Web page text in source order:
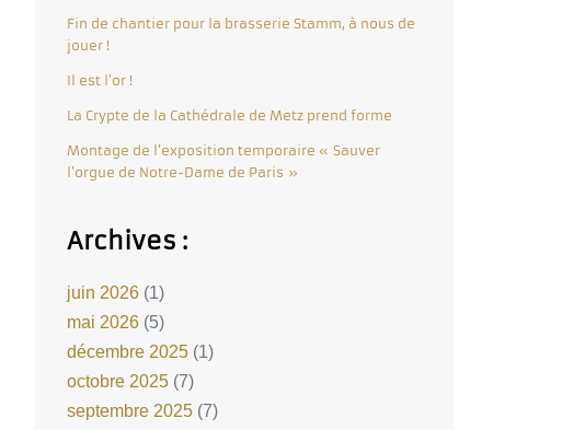
Fin de chantier pour la brasserie Stamm, à nous de
jouer !
Il est l’or !
La Crypte de la Cathédrale de Metz prend forme
Montage de l’exposition temporaire « Sauver
l’orgue de Notre-Dame de Paris »
Archives :
juin 2026(1)
mai 2026(5)
décembre 2025(1)
octobre 2025(7)
septembre 2025(7)